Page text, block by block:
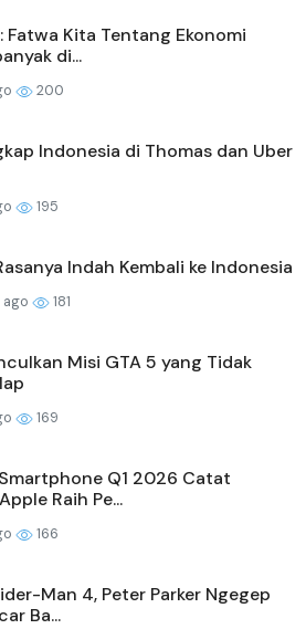
Fatwa Kita Tentang Ekonomi
di...
200
Indonesia di Thomas dan Uber
195
Indah Kembali ke Indonesia
181
Misi GTA 5 yang Tidak
169
Q1 2026 Catat
Raih Pe...
166
Man 4, Peter Parker Ngegep
Ba...